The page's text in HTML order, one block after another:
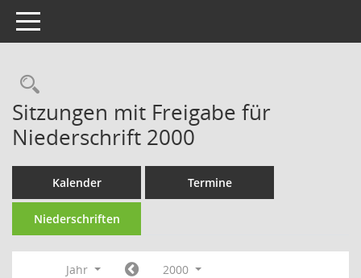
Toggle navigation
Rechercheauswahl
Sitzungen mit Freigabe für
Niederschrift 2000
Kalender Termine
Niederschriften
Jahr 2000